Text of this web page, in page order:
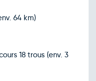
Retour le Mer. 16 déc. 26
64 km)
18 trous (env. 3